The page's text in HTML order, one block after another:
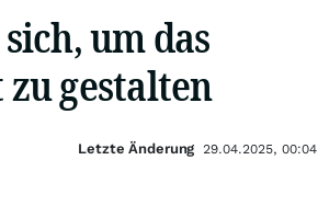
um das
gestalten
Letzte Änderung 29.04.2025, 00:04